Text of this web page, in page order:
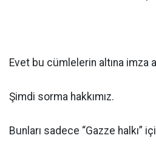
Evet bu cümlelerin altına imza
Şimdi sorma hakkımız.
Bunları sadece “Gazze halkı”